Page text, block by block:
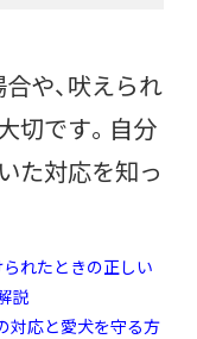
や、吠えられ
切です。自分
た対応を知っ
れたときの正しい
説
対応と愛犬を守る方